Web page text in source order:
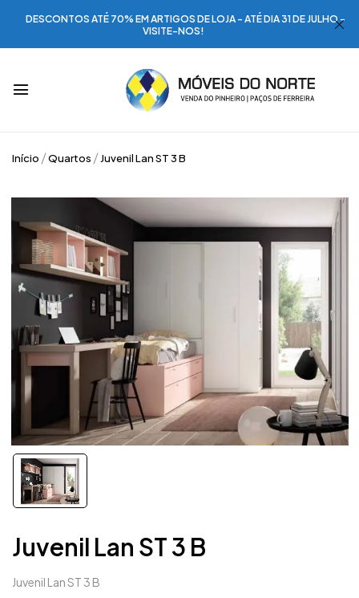
DESCONTOS ATÉ 70% EM ARTIGOS DE LOJA - ATÉ DIA 31 DE JULHO -
VISITE-NOS!
Início Quartos Juvenil Lan ST 3 B
Juvenil Lan ST 3 B
Juvenil Lan ST 3 B